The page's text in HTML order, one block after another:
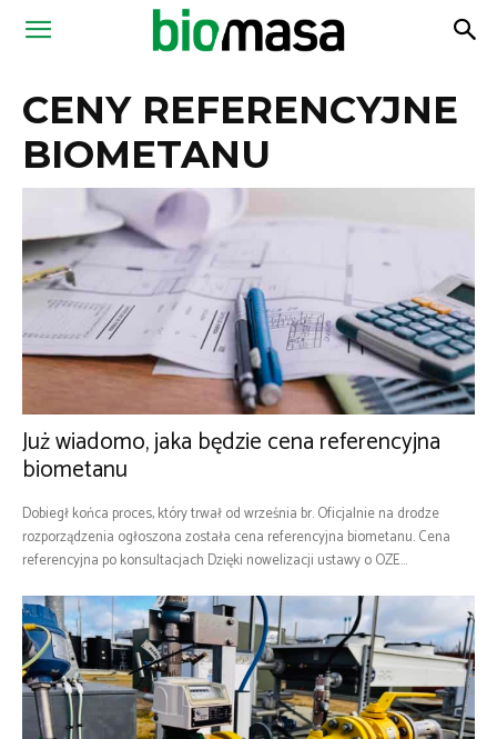
Magazyn
CENY REFERENCYJNE
BIOMETANU
Już wiadomo, jaka będzie cena referencyjna
biometanu
Dobiegł końca proces, który trwał od września br. Oficjalnie na drodze
rozporządzenia ogłoszona została cena referencyjna biometanu. Cena
referencyjna po konsultacjach Dzięki nowelizacji ustawy o OZE...